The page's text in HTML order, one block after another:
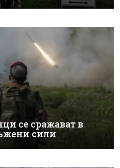
се сражават в
сили